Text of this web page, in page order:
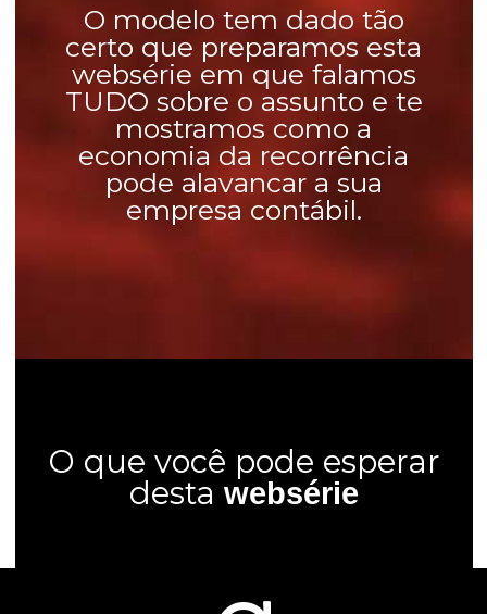
O modelo tem dado tão
certo que preparamos esta
websérie em que falamos
TUDO sobre o assunto e te
mostramos como a
economia da recorrência
pode alavancar a sua
empresa contábil.
O que você pode esperar
desta websérie